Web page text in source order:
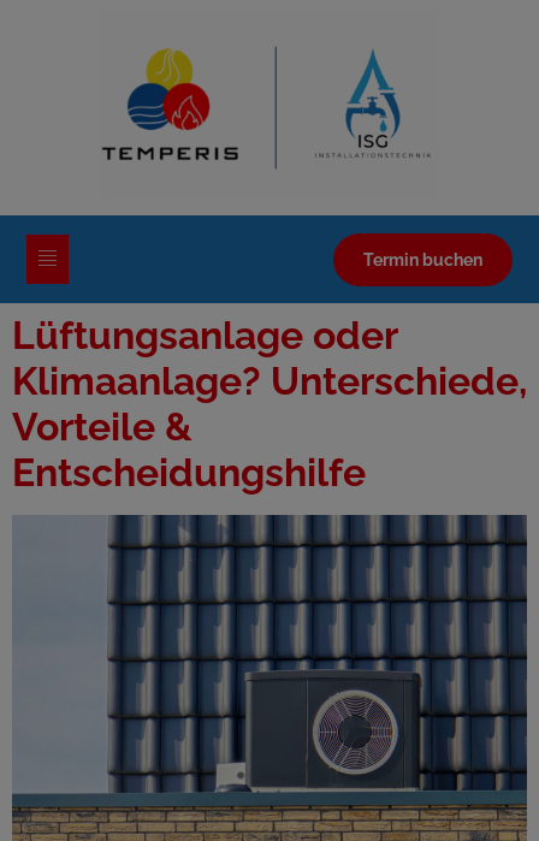
Termin buchen
Lüftungsanlage oder
Klimaanlage? Unterschiede,
Vorteile &
Entscheidungshilfe